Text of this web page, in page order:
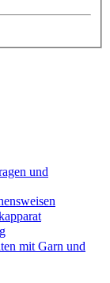
und
mit Garn und